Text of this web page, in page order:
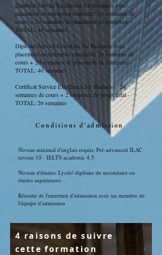
Diplôme Service Excellence for Business avec
placement en entreprise rémunéré: 24 semaines de
cours + 24 semaines de placement en entreprise -
TOTAL: 48 semaines
Diplôme Service Essentials for Business avec
placement en entreprise rémunéré: 20 semaines de
cours + 20 semaines de placement en entreprise -
TOTAL: 40 semaines
Certificat Service Excellence for Business : 24
semaines de cours + 2 semaines de projet final -
TOTAL: 26 semaines
Conditions d'admission
Niveau minimal d'anglais requis: Pré-advanced ILAC
niveau 10 - IELTS academic 4.5
Niveau d'études: Lycée/ diplôme de secondaire ou
études supérieures
Réussite de l'entretien d'admission avec un membre de
l'équipe d'admission
4 raisons de suivre
cette formation